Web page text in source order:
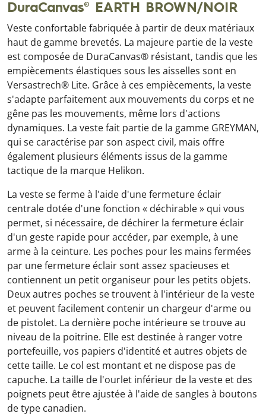
DuraCanvas® EARTH BROWN/NOIR
Veste confortable fabriquée à partir de deux matériaux
haut de gamme brevetés. La majeure partie de la veste
est composée de DuraCanvas® résistant, tandis que les
empiècements élastiques sous les aisselles sont en
Versastrech® Lite. Grâce à ces empiècements, la veste
s'adapte parfaitement aux mouvements du corps et ne
gêne pas les mouvements, même lors d'actions
dynamiques. La veste fait partie de la gamme GREYMAN,
qui se caractérise par son aspect civil, mais offre
également plusieurs éléments issus de la gamme
tactique de la marque Helikon.
La veste se ferme à l'aide d'une fermeture éclair
centrale dotée d'une fonction « déchirable » qui vous
permet, si nécessaire, de déchirer la fermeture éclair
d'un geste rapide pour accéder, par exemple, à une
arme à la ceinture. Les poches pour les mains fermées
par une fermeture éclair sont assez spacieuses et
contiennent un petit organiseur pour les petits objets.
Deux autres poches se trouvent à l'intérieur de la veste
et peuvent facilement contenir un chargeur d'arme ou
de pistolet. La dernière poche intérieure se trouve au
niveau de la poitrine. Elle est destinée à ranger votre
portefeuille, vos papiers d'identité et autres objets de
cette taille. Le col est montant et ne dispose pas de
capuche. La taille de l'ourlet inférieur de la veste et des
poignets peut être ajustée à l'aide de sangles à boutons
de type canadien.